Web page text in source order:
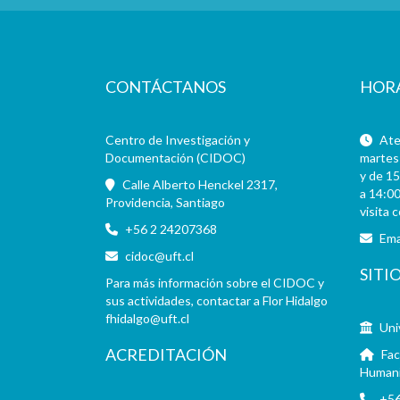
CONTÁCTANOS
Centro de Investigación y
Documentación (CIDOC)
Calle Alberto Henckel 2317,
Providencia, Santiago
+56 2 24207368
cidoc@uft.cl
Para más información sobre el CIDOC y
sus actividades, contactar a Flor Hidalgo
fhidalgo@uft.cl
ACREDITACIÓN
y de
a
visita